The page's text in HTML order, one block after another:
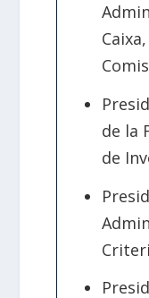
de la
de